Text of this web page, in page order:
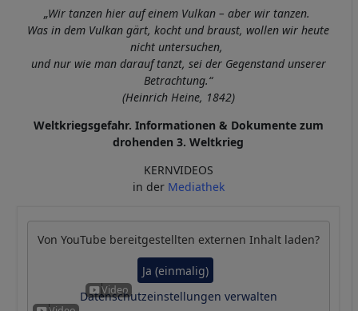
„Wir tanzen hier auf einem Vulkan – aber wir tanzen.
Was in dem Vulkan gärt, kocht und braust, wollen wir heute
nicht untersuchen,
und nur wie man darauf tanzt, sei der Gegenstand unserer
Betrachtung.“
(Heinrich Heine, 1842)
Weltkriegsgefahr. Informationen & Dokumente zum
drohenden 3. Weltkrieg
KERNVIDEOS
in der Mediathek
Von YouTube bereitgestellten externen Inhalt laden?
Ja (einmalig)
Datenschutzeinstellungen verwalten